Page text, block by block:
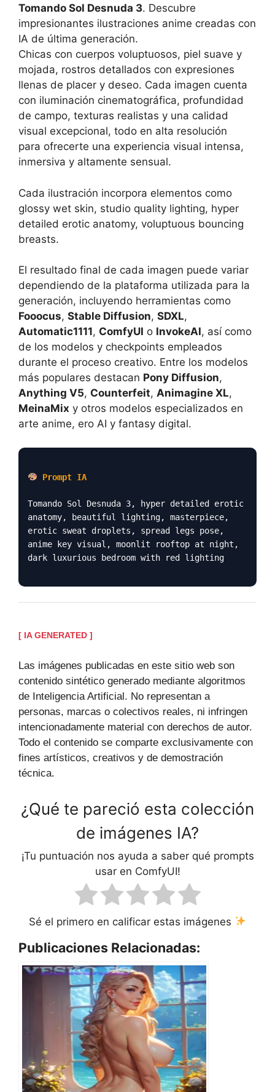
Tomando Sol Desnuda 3. Descubre
impresionantes ilustraciones anime creadas con
IA de última generación.
Chicas con cuerpos voluptuosos, piel suave y
mojada, rostros detallados con expresiones
llenas de placer y deseo. Cada imagen cuenta
con iluminación cinematográfica, profundidad
de campo, texturas realistas y una calidad
visual excepcional, todo en alta resolución
para ofrecerte una experiencia visual intensa,
inmersiva y altamente sensual.
Cada ilustración incorpora elementos como
glossy wet skin, studio quality lighting, hyper
detailed erotic anatomy, voluptuous bouncing
breasts.
El resultado final de cada imagen puede variar
dependiendo de la plataforma utilizada para la
generación, incluyendo herramientas como
Fooocus, Stable Diffusion, SDXL,
Automatic1111, ComfyUI o InvokeAI, así como
de los modelos y checkpoints empleados
durante el proceso creativo. Entre los modelos
más populares destacan Pony Diffusion,
Anything V5, Counterfeit, Animagine XL,
MeinaMix y otros modelos especializados en
arte anime, ero AI y fantasy digital.
Prompt IA
Tomando Sol Desnuda 3, hyper detailed erotic
anatomy, beautiful lighting, masterpiece,
erotic sweat droplets, spread legs pose,
anime key visual, moonlit rooftop at night,
dark luxurious bedroom with red lighting
[ IA GENERATED ]
Las imágenes publicadas en este sitio web son
contenido sintético generado mediante algoritmos
de Inteligencia Artificial. No representan a
personas, marcas o colectivos reales, ni infringen
intencionadamente material con derechos de autor.
Todo el contenido se comparte exclusivamente con
fines artísticos, creativos y de demostración
técnica.
¿Qué te pareció esta colección
de imágenes IA?
¡Tu puntuación nos ayuda a saber qué prompts
usar en ComfyUI!
Sé el primero en calificar estas imágenes
Publicaciones Relacionadas: